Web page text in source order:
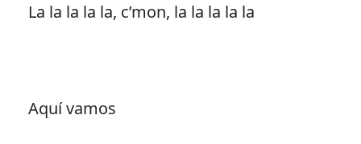
La la la la la, c’mon, la la la la la
Aquí vamos